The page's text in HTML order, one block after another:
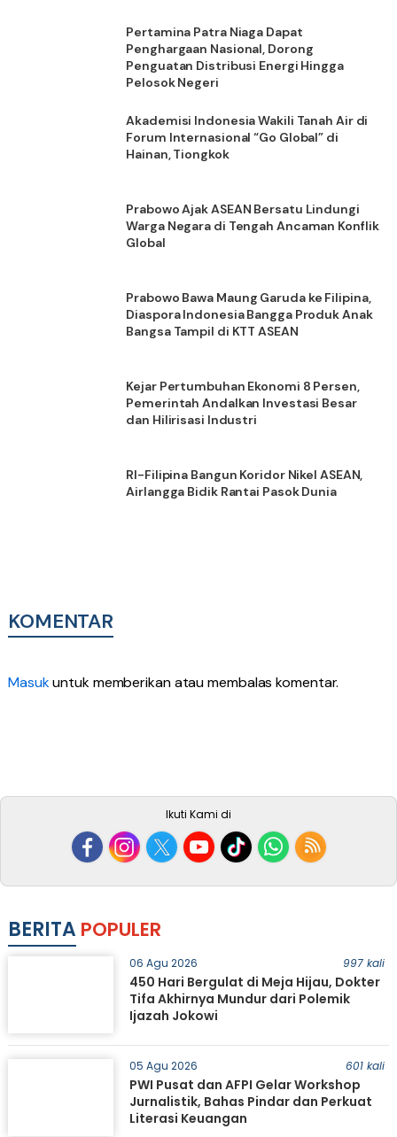
Pertamina Patra Niaga Dapat
Penghargaan Nasional, Dorong
Penguatan Distribusi Energi Hingga
Pelosok Negeri
Akademisi Indonesia Wakili Tanah Air di
Forum Internasional “Go Global” di
Hainan, Tiongkok
Prabowo Ajak ASEAN Bersatu Lindungi
Warga Negara di Tengah Ancaman Konflik
Global
Prabowo Bawa Maung Garuda ke Filipina,
Diaspora Indonesia Bangga Produk Anak
Bangsa Tampil di KTT ASEAN
Kejar Pertumbuhan Ekonomi 8 Persen,
Pemerintah Andalkan Investasi Besar
dan Hilirisasi Industri
RI-Filipina Bangun Koridor Nikel ASEAN,
Airlangga Bidik Rantai Pasok Dunia
KOMENTAR
Masukuntuk memberikan atau membalas komentar.
Ikuti Kami di
BERITA POPULER
06 Agu 2026 997 kali
450 Hari Bergulat di Meja Hijau, Dokter
Tifa Akhirnya Mundur dari Polemik
Ijazah Jokowi
05 Agu 2026 601 kali
PWI Pusat dan AFPI Gelar Workshop
Jurnalistik, Bahas Pindar dan Perkuat
Literasi Keuangan